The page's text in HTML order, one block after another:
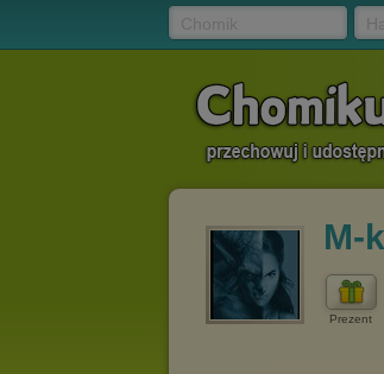
M-
Prezent